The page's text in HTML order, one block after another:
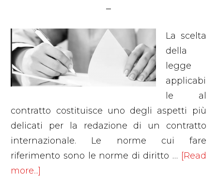
La scelta
della
legge
applicabi
le al
contratto costituisce uno degli aspetti più
delicati per la redazione di un contratto
internazionale. Le norme cui fare
riferimento sono le norme di diritto … [Read
more...]